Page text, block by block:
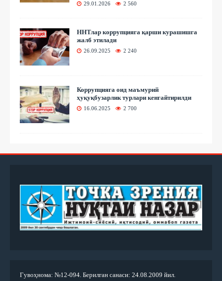
29.01.2026 2 560
ННТлар коррупцияга қарши курашишга
жалб этилади
26.09.2025 2 240
Коррупцияга оид маъмурий
ҳуқуқбузарлик турлари кенгайтирилди
16.06.2025 2 700
Гувоҳнома: №12-094. Берилган санаси: 24.08.2009 йил.